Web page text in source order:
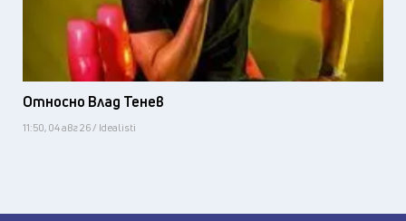
Относно Влад Тенев
11:50, 04 авг 26 / Idealisti